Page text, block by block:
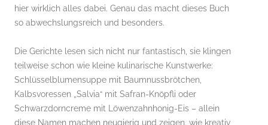
hier wirklich alles dabei. Genau das macht dieses Buch
so abwechslungsreich und besonders.
Die Gerichte lesen sich nicht nur fantastisch, sie klingen
teilweise schon wie kleine kulinarische Kunstwerke:
Schlüsselblumensuppe mit Baumnussbrötchen,
Kalbsvoressen „Salvia“ mit Safran-Knöpfli oder
Schwarzdorncreme mit Löwenzahnhonig-Eis – allein
diese Namen machen neugierig und zeigen, wie kreativ